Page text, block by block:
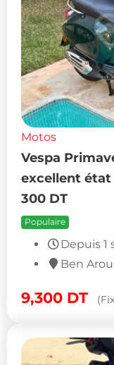
Motos
Vespa
excellent état
300 DT
Populaire
Depuis 1
Ben
9,300 DT